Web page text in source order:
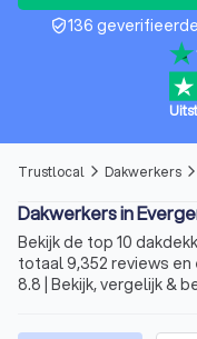
verified_user136
Trustlocal arrow_forward_ios Dakwerkers arrow_forward_ios
Dakwerkers in
Bekijk de top 10
totaal 9,352 reviews
8.8 | Bekijk, vergelijk &